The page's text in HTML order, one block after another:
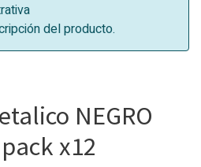
del producto.
NEGRO
x12